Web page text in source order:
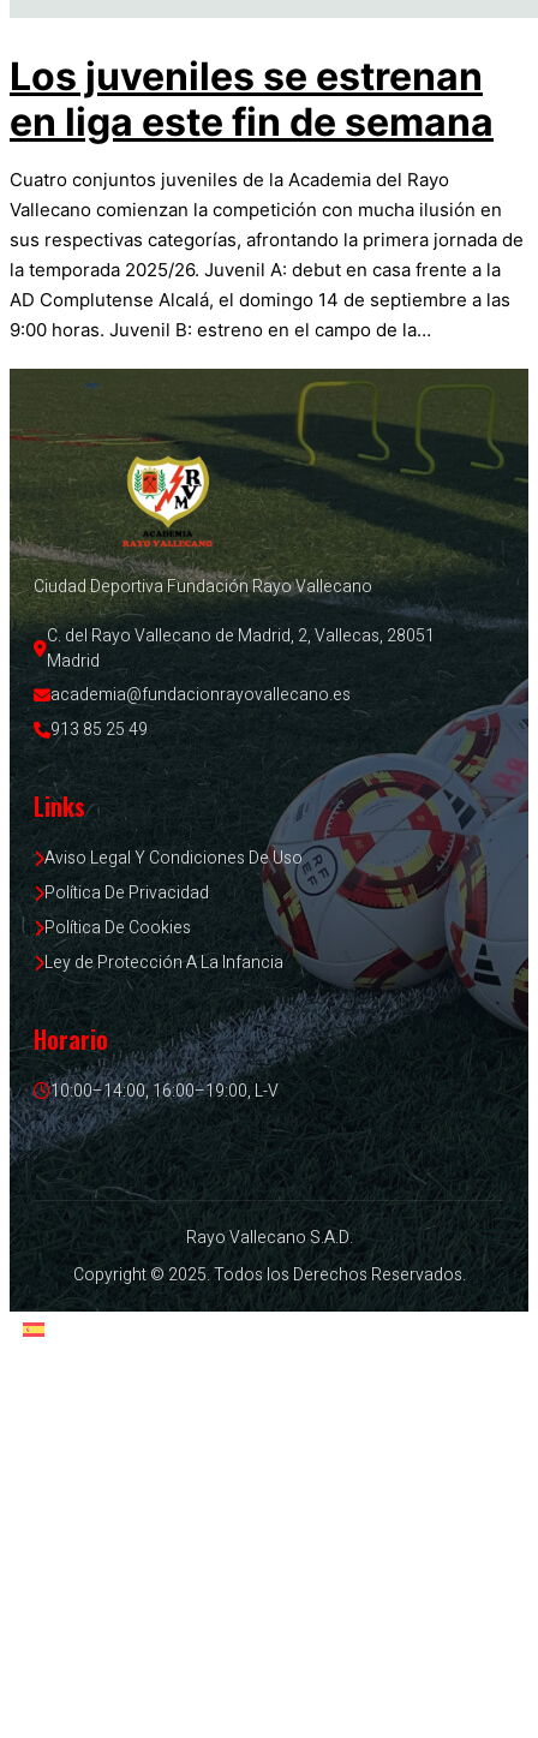
Los juveniles se estrenan
en liga este fin de semana
Cuatro conjuntos juveniles de la Academia del Rayo
Vallecano comienzan la competición con mucha ilusión en
sus respectivas categorías, afrontando la primera jornada de
la temporada 2025/26. Juvenil A: debut en casa frente a la
AD Complutense Alcalá, el domingo 14 de septiembre a las
9:00 horas. Juvenil B: estreno en el campo de la…
Ciudad Deportiva Fundación Rayo Vallecano
C. del Rayo Vallecano de Madrid, 2, Vallecas, 28051
Madrid
academia@fundacionrayovallecano.es
913 85 25 49
Links
Aviso Legal Y Condiciones De Uso
Política De Privacidad
Política De Cookies
Ley de Protección A La Infancia
Horario
10:00–14:00, 16:00–19:00, L-V
Rayo Vallecano S.A.D.
Copyright © 2025. Todos los Derechos Reservados.